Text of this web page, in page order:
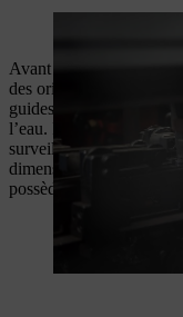
Avant le
des orifices de
guides est entièrement
l’eau. Pendant ce
surveille la surface
dimensions, afin de
possède la qualité